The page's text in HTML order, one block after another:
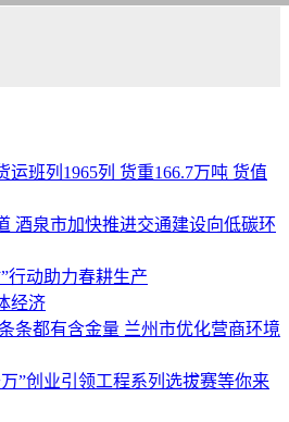
运班列1965列 货重166.7万吨 货值
酒泉市加快推进交通建设向低碳环
行动助力春耕生产
经济
条都有含金量 兰州市优化营商环境
”创业引领工程系列选拔赛等你来